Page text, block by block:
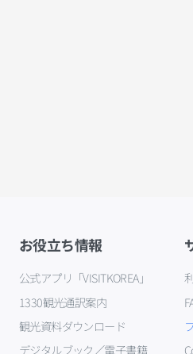
お役立ち情報
公式アプリ「VISITKOREA」
1330観光通訳案内
観光資料ダウンロード
デジタルブック／電子書籍